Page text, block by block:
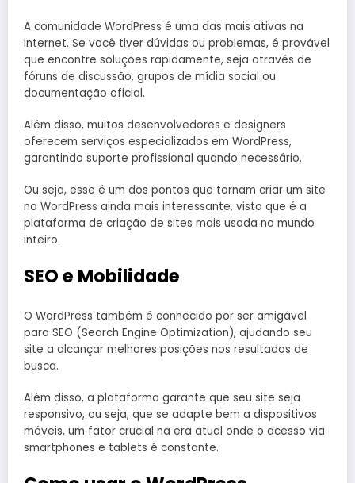
A comunidade WordPress é uma das mais ativas na
internet. Se você tiver dúvidas ou problemas, é provável
que encontre soluções rapidamente, seja através de
fóruns de discussão, grupos de mídia social ou
documentação oficial.
Além disso, muitos desenvolvedores e designers
oferecem serviços especializados em WordPress,
garantindo suporte profissional quando necessário.
Ou seja, esse é um dos pontos que tornam criar um site
no WordPress ainda mais interessante, visto que é a
plataforma de criação de sites mais usada no mundo
inteiro.
SEO e Mobilidade
O WordPress também é conhecido por ser amigável
para SEO (Search Engine Optimization), ajudando seu
site a alcançar melhores posições nos resultados de
busca.
Além disso, a plataforma garante que seu site seja
responsivo, ou seja, que se adapte bem a dispositivos
móveis, um fator crucial na era atual onde o acesso via
smartphones e tablets é constante.